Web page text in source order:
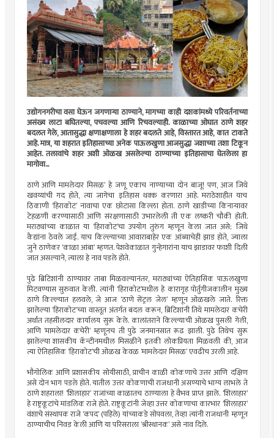
उद्योगनगरीचा वसा घेऊन जगणाऱ्या ठाण्याने, मागच्या काही दशकांमध्ये परिवर्तनाच्या
असंख्य लाटा बघितल्या, पचवल्या आणि रिचवल्याही. काळाच्या ओघात ठाणे शहर
बदलत गेले, आतासुद्धा क्षणाक्षणाला हे शहर बदलते आहे, विस्तारत आहे, कात टाकते
आहे. मात्र, या शहरात इतिहासाच्या अनेक पाऊलखुणा आजसुद्धा जशाच्या तशा टिकून
आहेत. तलावांचे शहर अशी ओळख असलेल्या ठाण्याच्या इतिहासाचा घेतलेला हा
मागोवा...
ठाणे आणि मामलेदार मिसळ‌’ हे जणू एकाच नाण्याच्या दोन बाजू! पण, आज जिथे
खवय्यांची गद होते, त्या जागेचा इतिहास थक्क करणारा आहे. मराठेशाहीत याच
ठिकाणी ‌‘हिराकोट‌’ नावाचा एक छोटासा किल्ला होता. ठाणे खाडीच्या किनाऱ्यावर
टेहळणी करण्यासाठी आणि संरक्षणासाठी उभारलेली ती एक लष्करी चौकी होती.
मराठ्यांच्या काळात या ‌‘हिराकोट‌’चा उपयोग तुरुंग म्हणून केला जात असे; जिथे
कैद्यांना ठेवले जाई. याच किल्ल्याच्या आवाराबाहेर एक आंब्याचेही झाड होते, ज्याला
जुने ठाणेकर ‌‘काळा आंबा‌’ म्हणत. पेशवेकाळात गुन्हेगारांना याच झाडावर फाशी दिली
जात असल्याने, त्याला हे नाव पडले होते.
पुढे ब्रिटिशांनी ठाण्यावर ताबा मिळवल्यानंतर, मराठ्यांच्या ऐतिहासिक पाऊलखुणा
मिटवण्यास सुरुवात केली. त्यांनी ‌‘हिराकोट‌’मधील हे कारागृह पोर्तुगीजकालीन मुख्य
ठाणे किल्ल्यात हलवले, जे आज ‌‘ठाणे सेंट्रल जेल‌’ म्हणून ओळखले जाते. रिक्त
झालेल्या ‌‘हिराकोट‌’च्या वास्तूत अंतर्गत बदल करून, ब्रिटिशांनी तिथे मामलेदार कचेरी
अर्थात तहसीलदार कार्यालय सुरू केले. कालांतराने किल्ल्याची ओळख पुसली गेली,
आणि ‌‘मामलेदार कचेरी‌’ म्हणूनच ती पुढे जनमानसात रूढ झाली. पुढे तिथेच सुरू
झालेल्या शासकीय कॅन्टीनमधील मिसळीने इतकी लोकप्रियता मिळवली की, आज
त्या ऐतिहासिक ‌‘हिराकोट‌’ची ओळख केवळ ‌‘मामलेदार मिसळ‌’ एवढीच उरली आहे.
भौगोलिक आणि प्रशासकीय सोयीसाठी, प्राचीन काळी कोकणाचे उत्तर आणि दक्षिण
असे दोन भाग पडले होते. यातील उत्तर कोकणाची राजधानी असण्याचे भाग्य लाभले ते
ठाणे शहराला! ‌‘शिलाहार‌’ राजांच्या काळातच ठाण्याला हे वैभव प्राप्त झाले. ‌‘शिलाहार‌’
हे राष्ट्रकूटांचे मांडलिक राजे होते. राष्ट्रकूटांनी जेव्हा उत्तर कोकणाचा कारभार ‌‘शिलाहार‌’
वंशाचे संस्थापक राजे ‌‘कपद‌’ (पहिले) यांच्याकडे सोपवला, तेव्हा त्यांनी राजधानी म्हणून
ठाण्याचीच निवड केली आणि या परिसराला ‌‘श्रीस्थानक‌’ असे नाव दिले.